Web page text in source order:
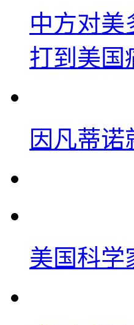
中方对美
打到美国
因凡蒂诺
美国科学